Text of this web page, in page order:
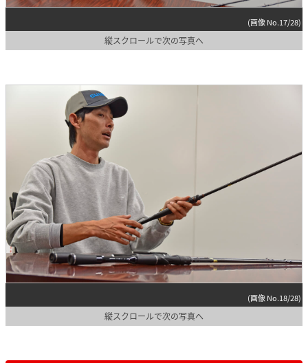
(画像 No.17/28)
縦スクロールで次の写真へ
(画像 No.18/28)
縦スクロールで次の写真へ